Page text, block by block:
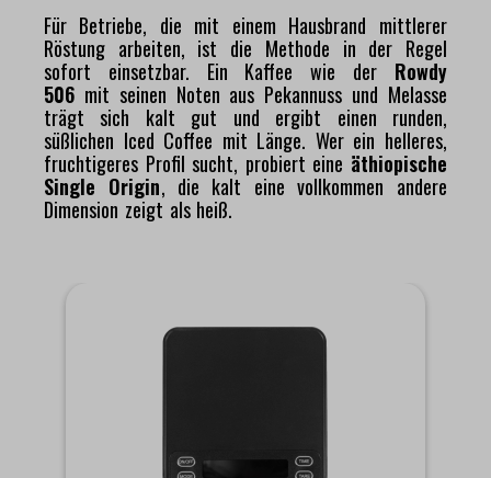
Für Betriebe, die mit einem Hausbrand mittlerer
Röstung arbeiten, ist die Methode in der Regel
sofort einsetzbar. Ein Kaffee wie der Rowdy
506 mit seinen Noten aus Pekannuss und Melasse
trägt sich kalt gut und ergibt einen runden,
süßlichen Iced Coffee mit Länge. Wer ein helleres,
fruchtigeres Profil sucht, probiert eine äthiopische
Single Origin, die kalt eine vollkommen andere
Dimension zeigt als heiß.